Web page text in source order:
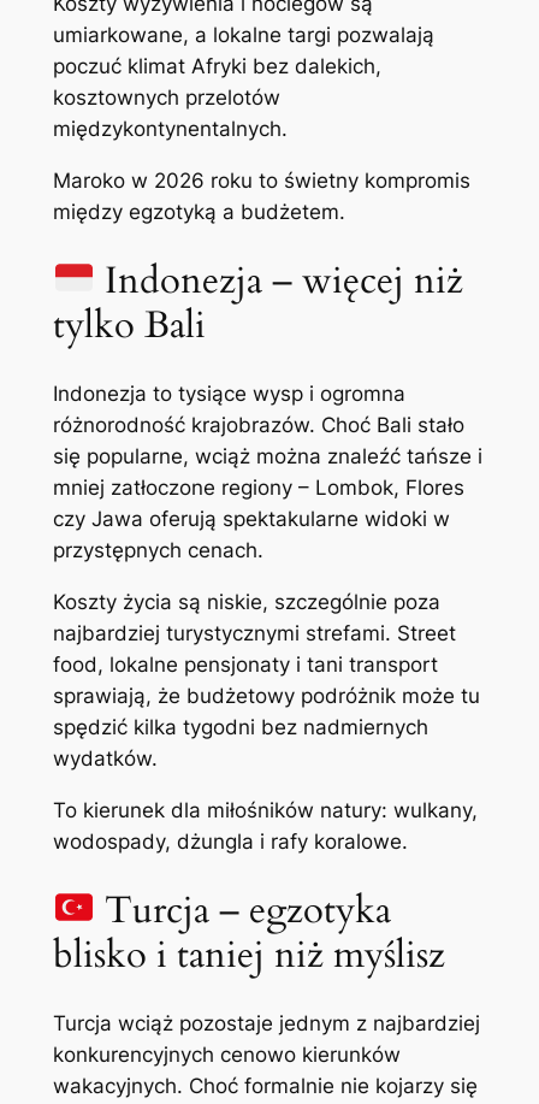
umiarkowane, a lokalne targi pozwalają
poczuć klimat Afryki bez dalekich,
kosztownych przelotów
międzykontynentalnych.
Maroko w 2026 roku to świetny kompromis
między egzotyką a budżetem.
Indonezja – więcej niż
tylko Bali
Indonezja to tysiące wysp i ogromna
różnorodność krajobrazów. Choć Bali stało
się popularne, wciąż można znaleźć tańsze i
mniej zatłoczone regiony – Lombok, Flores
czy Jawa oferują spektakularne widoki w
przystępnych cenach.
Koszty życia są niskie, szczególnie poza
najbardziej turystycznymi strefami. Street
food, lokalne pensjonaty i tani transport
sprawiają, że budżetowy podróżnik może tu
spędzić kilka tygodni bez nadmiernych
wydatków.
To kierunek dla miłośników natury: wulkany,
wodospady, dżungla i rafy koralowe.
Turcja – egzotyka
blisko i taniej niż myślisz
Turcja wciąż pozostaje jednym z najbardziej
konkurencyjnych cenowo kierunków
wakacyjnych. Choć formalnie nie kojarzy się